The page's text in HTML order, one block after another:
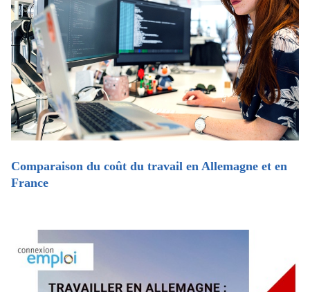
Comparaison du coût du travail en Allemagne et en
France